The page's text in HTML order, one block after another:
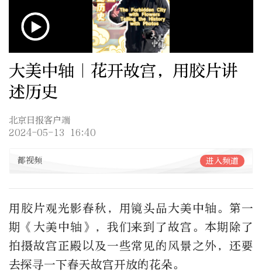
大美中轴｜花开故宫，用胶片讲
述历史
北京日报客户端
2024-05-13 16:40
都视频 进入频道
用胶片观光影春秋，用镜头品大美中轴。第一
期《大美中轴》，我们来到了故宫。本期除了
拍摄故宫正殿以及一些常见的风景之外，还要
去探寻一下春天故宫开放的花朵。